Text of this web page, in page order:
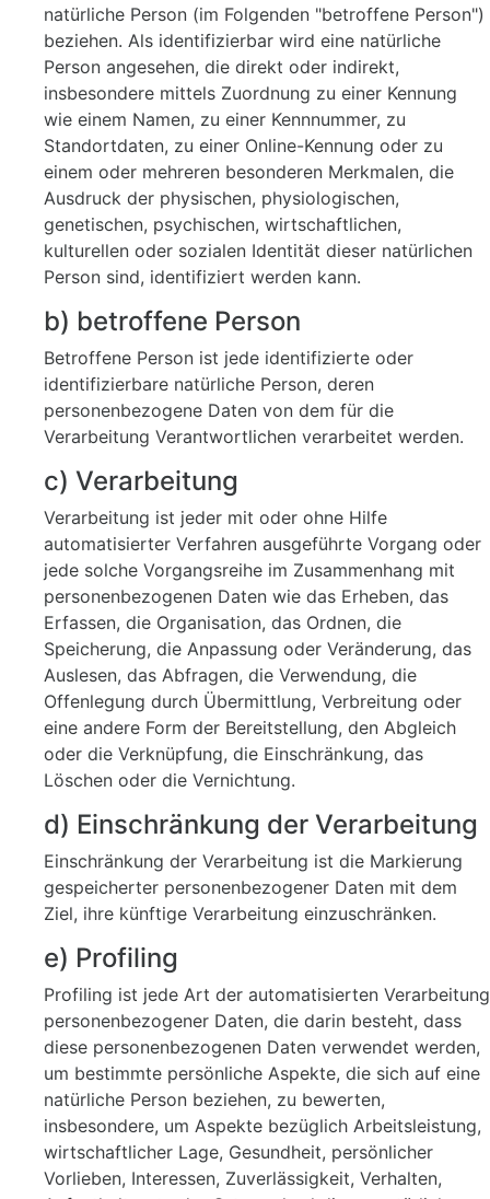
natürliche Person (im Folgenden "betroffene Person")
beziehen. Als identifizierbar wird eine natürliche
Person angesehen, die direkt oder indirekt,
insbesondere mittels Zuordnung zu einer Kennung
wie einem Namen, zu einer Kennnummer, zu
Standortdaten, zu einer Online-Kennung oder zu
einem oder mehreren besonderen Merkmalen, die
Ausdruck der physischen, physiologischen,
genetischen, psychischen, wirtschaftlichen,
kulturellen oder sozialen Identität dieser natürlichen
Person sind, identifiziert werden kann.
b) betroffene Person
Betroffene Person ist jede identifizierte oder
identifizierbare natürliche Person, deren
personenbezogene Daten von dem für die
Verarbeitung Verantwortlichen verarbeitet werden.
c) Verarbeitung
Verarbeitung ist jeder mit oder ohne Hilfe
automatisierter Verfahren ausgeführte Vorgang oder
jede solche Vorgangsreihe im Zusammenhang mit
personenbezogenen Daten wie das Erheben, das
Erfassen, die Organisation, das Ordnen, die
Speicherung, die Anpassung oder Veränderung, das
Auslesen, das Abfragen, die Verwendung, die
Offenlegung durch Übermittlung, Verbreitung oder
eine andere Form der Bereitstellung, den Abgleich
oder die Verknüpfung, die Einschränkung, das
Löschen oder die Vernichtung.
d) Einschränkung der Verarbeitung
Einschränkung der Verarbeitung ist die Markierung
gespeicherter personenbezogener Daten mit dem
Ziel, ihre künftige Verarbeitung einzuschränken.
e) Profiling
Profiling ist jede Art der automatisierten Verarbeitung
personenbezogener Daten, die darin besteht, dass
diese personenbezogenen Daten verwendet werden,
um bestimmte persönliche Aspekte, die sich auf eine
natürliche Person beziehen, zu bewerten,
insbesondere, um Aspekte bezüglich Arbeitsleistung,
wirtschaftlicher Lage, Gesundheit, persönlicher
Vorlieben, Interessen, Zuverlässigkeit, Verhalten,